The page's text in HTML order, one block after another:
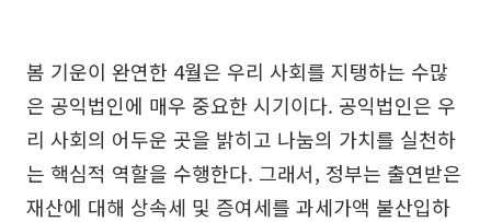
봄 기운이 완연한 4월은 우리 사회를 지탱하는 수많
은 공익법인에 매우 중요한 시기이다. 공익법인은 우
리 사회의 어두운 곳을 밝히고 나눔의 가치를 실천하
는 핵심적 역할을 수행한다. 그래서, 정부는 출연받은
재산에 대해 상속세 및 증여세를 과세가액 불산입하